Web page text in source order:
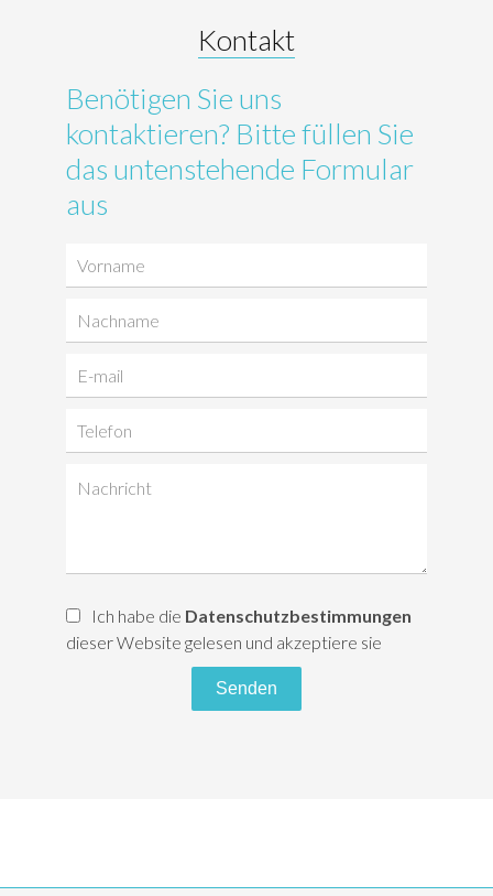
Benötigen Sie uns
kontaktieren? Bitte füllen Sie
das untenstehende Formular
aus
Kontakt
Ich habe die Datenschutzbestimmungen
dieser Website gelesen und akzeptiere sie
Senden